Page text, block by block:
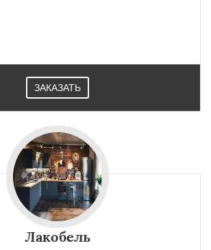
ЗАКАЗАТЬ
Лакобель